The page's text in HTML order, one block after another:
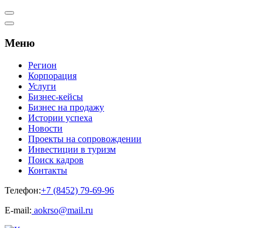
Меню
Регион
Корпорация
Услуги
Бизнес-кейсы
Бизнес на продажу
Истории успеха
Новости
Проекты на сопровождении
Инвестиции в туризм
Поиск кадров
Контакты
Телефон:+7 (8452) 79-69-96
Е-mail: aokrso@mail.ru